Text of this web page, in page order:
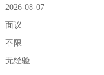
2026-08-07
面议
不限
无经验